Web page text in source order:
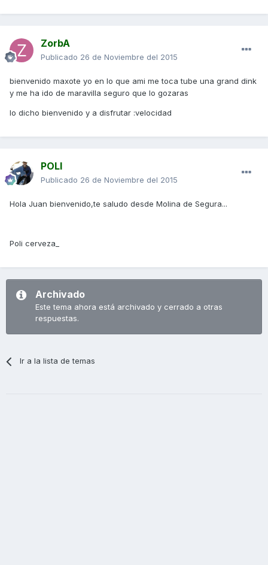
ZorbA
Publicado 26 de Noviembre del 2015
bienvenido maxote yo en lo que ami me toca tube una grand dink
y me ha ido de maravilla seguro que lo gozaras
lo dicho bienvenido y a disfrutar :velocidad
POLI
Publicado 26 de Noviembre del 2015
Hola Juan bienvenido,te saludo desde Molina de Segura...
Poli cerveza_
Archivado
Este tema ahora está archivado y cerrado a otras
respuestas.
Ir a la lista de temas